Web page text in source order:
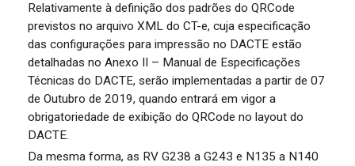
Relativamente à definição dos padrões do QRCode
previstos no arquivo XML do CT-e, cuja especificação
das configurações para impressão no DACTE estão
detalhadas no Anexo II – Manual de Especificações
Técnicas do DACTE, serão implementadas a partir de 07
de Outubro de 2019, quando entrará em vigor a
obrigatoriedade de exibição do QRCode no layout do
DACTE.
Da mesma forma, as RV G238 a G243 e N135 a N140